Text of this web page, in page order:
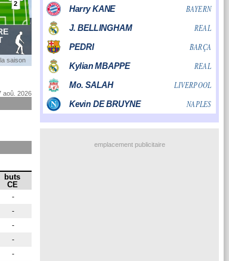
2
saison
aoû. 2026
buts
CE
-
-
-
-
-
emplacement publicitaire